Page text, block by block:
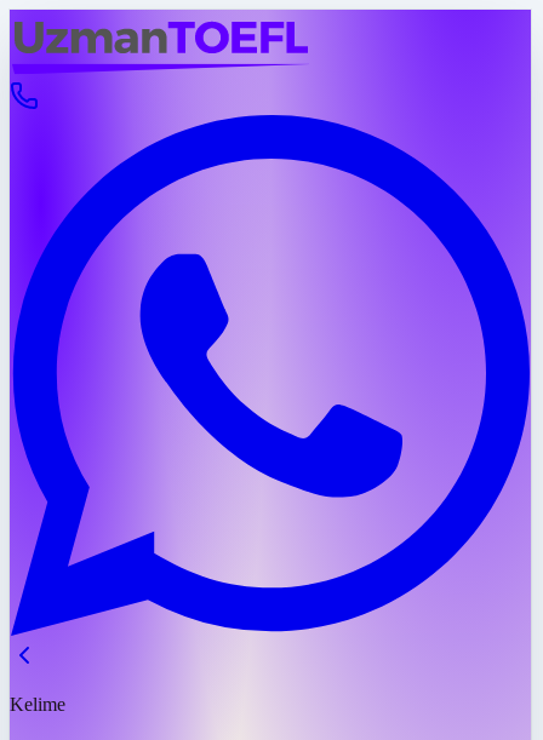
Kelime